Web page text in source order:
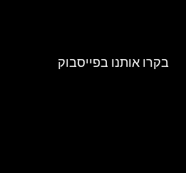
בקרו אותנו בפייסבוק